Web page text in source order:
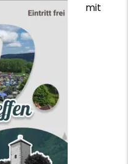
mit